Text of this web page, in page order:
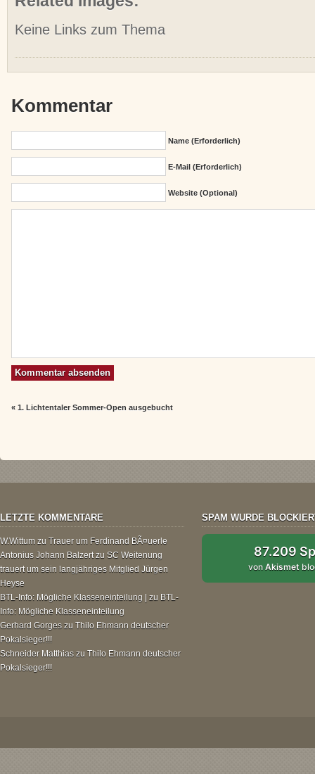
Keine Links zum Thema
Kommentar
Name (erforderlich)
E-Mail (erforderlich)
Website (Optional)
«1. Lichtentaler Sommer-Open ausgebucht
LETZTE KOMMENTARE
W.Wittum zu Trauer um Ferdinand BÃ¤uerle
Antonius Johann Balzertzu SC Weitenung
trauert um sein langjähriges Mitglied Jürgen
Heyse
BTL-Info: Mögliche Klasseneinteilung | zu BTL-
Info: Mögliche Klasseneinteilung
Gerhard Gorges zu Thilo Ehmann deutscher
Pokalsieger!!!
Schneider Matthias zu Thilo Ehmann deutscher
Pokalsieger!!!
SPAM WURDE
87.209
vonAkismet